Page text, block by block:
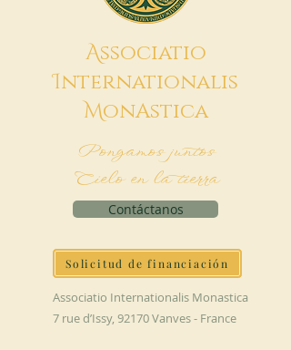
Associatio
Internationalis
MonAstica
Pongamos juntos
Cielo en la tierra
Contáctanos
Solicitud de financiación
Associatio Internationalis Monastica
7 rue d’Issy, 92170 Vanves - France